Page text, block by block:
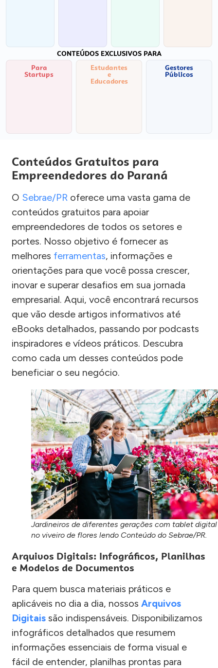
CONTEÚDOS EXCLUSIVOS PARA
Para
Startups
Estudantes
e
Educadores
Gestores
Públicos
Conteúdos Gratuitos para
Empreendedores do Paraná
O Sebrae/PR oferece uma vasta gama de
conteúdos gratuitos para apoiar
empreendedores de todos os setores e
portes. Nosso objetivo é fornecer as
melhores ferramentas, informações e
orientações para que você possa crescer,
inovar e superar desafios em sua jornada
empresarial. Aqui, você encontrará recursos
que vão desde artigos informativos até
eBooks detalhados, passando por podcasts
inspiradores e vídeos práticos. Descubra
como cada um desses conteúdos pode
beneficiar o seu negócio.
Jardineiros de diferentes gerações com tablet digital
no viveiro de flores lendo Conteúdo do Sebrae/PR.
Arquivos Digitais: Infográficos, Planilhas
e Modelos de Documentos
Para quem busca materiais práticos e
aplicáveis no dia a dia, nossos Arquivos
Digitais são indispensáveis. Disponibilizamos
infográficos detalhados que resumem
informações essenciais de forma visual e
fácil de entender, planilhas prontas para